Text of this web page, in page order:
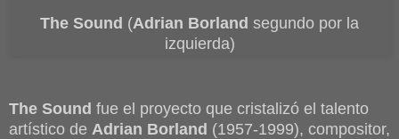
The Sound (Adrian Borland segundo por la
izquierda)
The Sound fue el proyecto que cristalizó el talento
artístico de Adrian Borland (1957-1999), compositor,